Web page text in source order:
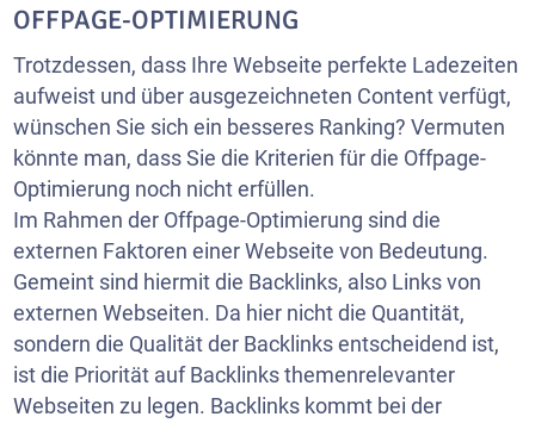
OFFPAGE-OPTIMIERUNG
Trotzdessen, dass Ihre Webseite perfekte Ladezeiten
aufweist und über ausgezeichneten Content verfügt,
wünschen Sie sich ein besseres Ranking? Vermuten
könnte man, dass Sie die Kriterien für die Offpage-
Optimierung noch nicht erfüllen.
Im Rahmen der Offpage-Optimierung sind die
externen Faktoren einer Webseite von Bedeutung.
Gemeint sind hiermit die Backlinks, also Links von
externenWebseiten. Da hier nicht die Quantität,
sondern die Qualität der Backlinks entscheidend ist,
ist die Priorität auf Backlinks themenrelevanter
Webseiten zu legen. Backlinks kommt bei der